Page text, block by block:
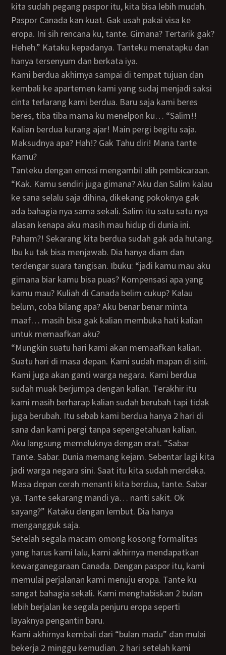
kita sudah pegang paspor itu, kita bisa lebih mudah.
Paspor Canada kan kuat. Gak usah pakai visa ke
eropa. Ini sih rencana ku, tante. Gimana? Tertarik gak?
Heheh.” Kataku kepadanya. Tanteku menatapku dan
hanya tersenyum dan berkata iya.
Kami berdua akhirnya sampai di tempat tujuan dan
kembali ke apartemen kami yang sudaj menjadi saksi
cinta terlarang kami berdua. Baru saja kami beres
beres, tiba tiba mama ku menelpon ku… “Salim!!
Kalian berdua kurang ajar! Main pergi begitu saja.
Maksudnya apa? Hah!? Gak Tahu diri! Mana tante
Kamu?
Tanteku dengan emosi mengambil alih pembicaraan.
“Kak. Kamu sendiri juga gimana? Aku dan Salim kalau
ke sana selalu saja dihina, dikekang pokoknya gak
ada bahagia nya sama sekali. Salim itu satu satu nya
alasan kenapa aku masih mau hidup di dunia ini.
Paham?! Sekarang kita berdua sudah gak ada hutang.
Ibu ku tak bisa menjawab. Dia hanya diam dan
terdengar suara tangisan. Ibuku: “jadi kamu mau aku
gimana biar kamu bisa puas? Kompensasi apa yang
kamu mau? Kuliah di Canada belim cukup? Kalau
belum, coba bilang apa? Aku benar benar minta
maaf… masih bisa gak kalian membuka hati kalian
untuk memaafkan aku?
“Mungkin suatu hari kami akan memaafkan kalian.
Suatu hari di masa depan. Kami sudah mapan di sini.
Kami juga akan ganti warga negara. Kami berdua
sudah muak berjumpa dengan kalian. Terakhir itu
kami masih berharap kalian sudah berubah tapi tidak
juga berubah. Itu sebab kami berdua hanya 2 hari di
sana dan kami pergi tanpa sepengetahuan kalian.
Aku langsung memeluknya dengan erat. “Sabar
Tante. Sabar. Dunia memang kejam. Sebentar lagi kita
jadi warga negara sini. Saat itu kita sudah merdeka.
Masa depan cerah menanti kita berdua, tante. Sabar
ya. Tante sekarang mandi ya… nanti sakit. Ok
sayang?” Kataku dengan lembut. Dia hanya
mengangguk saja.
Setelah segala macam omong kosong formalitas
yang harus kami lalu, kami akhirnya mendapatkan
kewarganegaraan Canada. Dengan paspor itu, kami
memulai perjalanan kami menuju eropa. Tante ku
sangat bahagia sekali. Kami menghabiskan 2 bulan
lebih berjalan ke segala penjuru eropa seperti
layaknya pengantin baru.
Kami akhirnya kembali dari “bulan madu” dan mulai
bekerja 2 minggu kemudian. 2 hari setelah kami